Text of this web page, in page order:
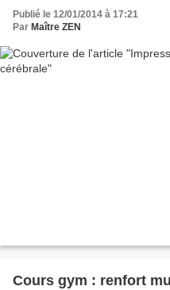
Publié le 12/01/2014 à 17:21
Par Maître ZEN
Cours gym : renfort